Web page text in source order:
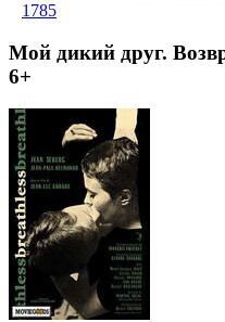
1785
Мой дикий друг.
6+